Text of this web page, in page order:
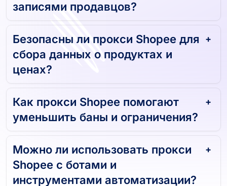
записями продавцов?
Безопасны ли прокси Shopee для
сбора данных о продуктах и ​​
ценах?
Как прокси Shopee помогают
уменьшить баны и ограничения?
Можно ли использовать прокси
Shopee с ботами и